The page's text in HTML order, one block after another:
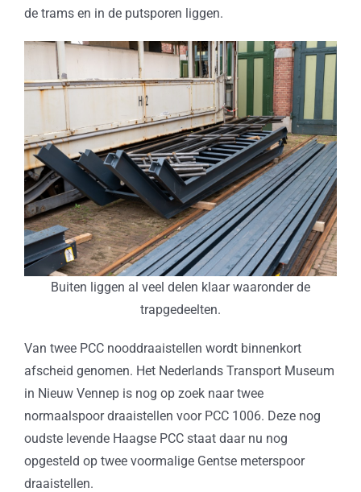
de trams en in de putsporen liggen.
Buiten liggen al veel delen klaar waaronder de
trapgedeelten.
Van twee PCC nooddraaistellen wordt binnenkort
afscheid genomen. Het Nederlands Transport Museum
in Nieuw Vennep is nog op zoek naar twee
normaalspoor draaistellen voor PCC 1006. Deze nog
oudste levende Haagse PCC staat daar nu nog
opgesteld op twee voormalige Gentse meterspoor
draaistellen.